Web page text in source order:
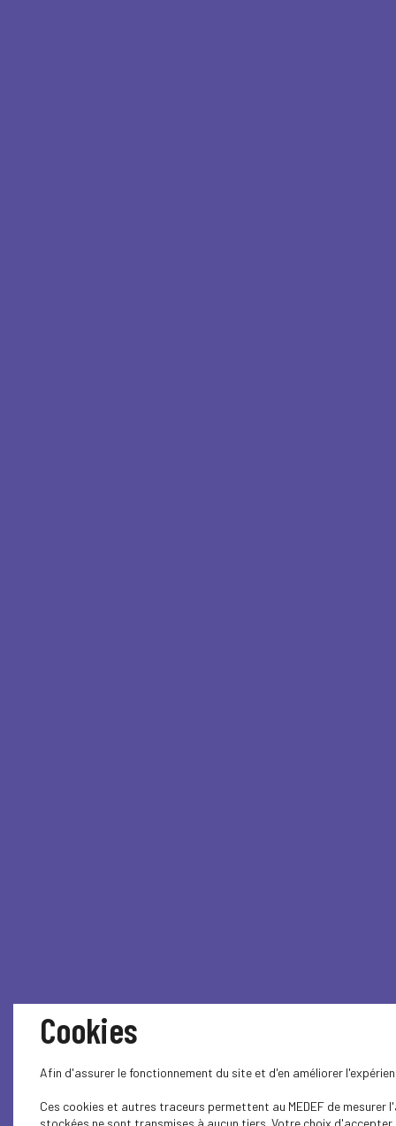
Cookies
Afin d'assurer le fonctionnement du site et d'en améliorer
Ces cookies et autres traceurs permettent au MEDEF de
stockées ne sont transmises à aucun tiers. Votre choix